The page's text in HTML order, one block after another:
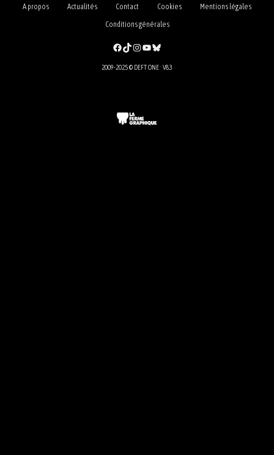
A propos Actualités Contact Cookies
Mentions légales
Conditions générales
Facebook
TikTok
Instagram
YouTube
Bluesky
2009-2025 © DEFT ONE · V8.3